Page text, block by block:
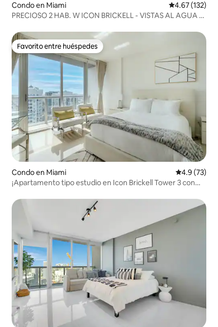
Condo en Miami Calificación
4.67 (132)
PRECIOSO 2 HAB. W ICON BRICKELL - VISTAS AL AGUA -
Favorito entre huéspedes
Favorito entre huéspedes
Condo en Miami Calificación
4.9 (73)
¡Apartamento tipo estudio en Icon Brickell Tower 3 con